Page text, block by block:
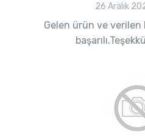
26 Aralık
Gelen ürün ve